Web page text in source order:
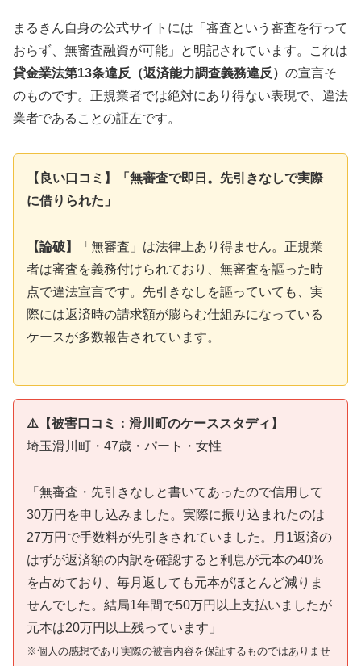
まるきん自身の公式サイトには「審査という審査を行って
おらず、無審査融資が可能」と明記されています。これは
貸金業法第13条違反（返済能力調査義務違反） の宣言そ
のものです。正規業者では絶対にあり得ない表現で、違法
業者であることの証左です。
【良い口コミ】「無審査で即日。先引きなしで実際
に借りられた」
【論破】
「無審査」は法律上あり得ません。正規業
者は審査を義務付けられており、無審査を謳った時
点で違法宣言です。先引きなしを謳っていても、実
際には返済時の請求額が膨らむ仕組みになっている
ケースが多数報告されています。
⚠️【被害口コミ：滑川町のケーススタディ】
埼玉滑川町・47歳・パート・女性
「無審査・先引きなしと書いてあったので信用して
30万円を申し込みました。実際に振り込まれたのは
27万円で手数料が先引きされていました。月1返済の
はずが返済額の内訳を確認すると利息が元本の40%
を占めており、毎月返しても元本がほとんど減りま
せんでした。結局1年間で50万円以上支払いましたが
元本は20万円以上残っています」
※個人の感想であり実際の被害内容を保証するものではありませ